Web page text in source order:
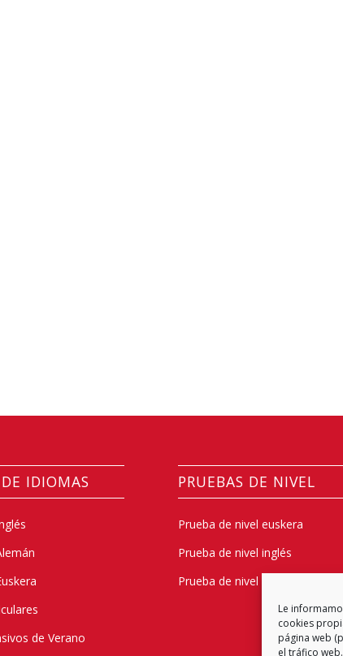
Le
cookies
página web
el tráfico
IDIOMAS
de Verano
PRUEBAS DE NIVEL
Prueba de nivel euskera
Prueba de nivel inglés
Prueba de nivel alemán